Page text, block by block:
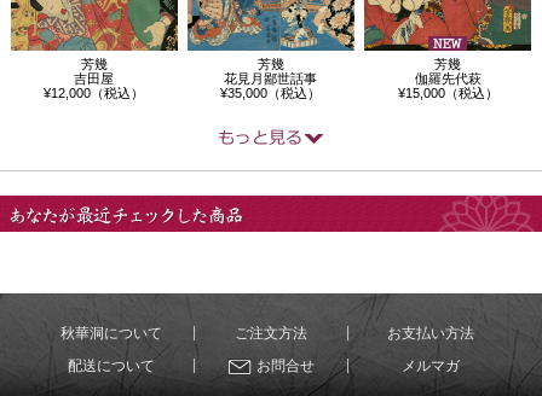
芳幾
吉田屋
¥12,000（税込）
芳幾
花見月鄙世話事
¥35,000（税込）
芳幾
伽羅先代萩
¥15,000（税込）
秋華洞について ご注文方法
お支払い方法
配送について
お問合せ メルマガ